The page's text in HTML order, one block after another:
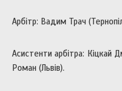
Арбітр: Вадим Трач
Асистенти арбітра: Кіцкай
Роман (Львів).